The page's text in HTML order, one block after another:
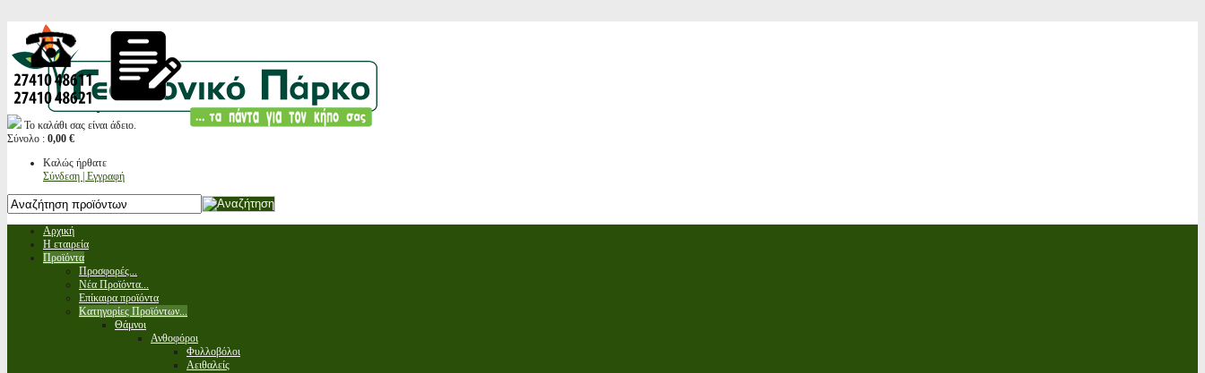
Το καλάθι σας είναι άδειο.
Σύνολο : 0,00 €
Καλώς ήρθατε
Σύνδεση | Εγγραφή
Αρχική
Η εταιρεία
Προϊόντα
Προσφορές...
Νέα Προϊόντα...
Επίκαιρα προϊόντα
Κατηγορίες Προϊόντων...
Θάμνοι
Ανθοφόροι
Φυλλοβόλοι
Αειθαλείς